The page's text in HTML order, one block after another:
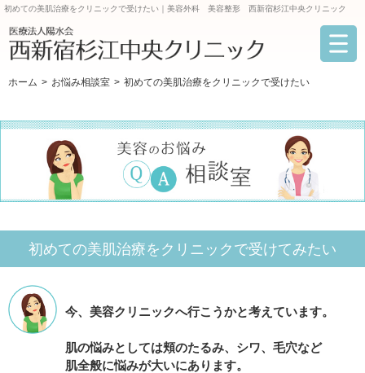
初めての美肌治療をクリニックで受けたい｜美容外科 美容整形 西新宿杉江中央クリニック
ホーム お悩み相談室 初めての美肌治療をクリニックで受けたい
初めての美肌治療をクリニックで受けてみたい
今、美容クリニックへ行こうかと考えています。
肌の悩みとしては頬のたるみ、シワ、毛穴など
肌全般に悩みが大いにあります。